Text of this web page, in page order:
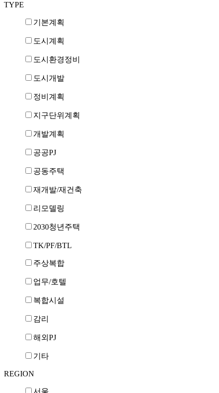
TYPE
기본계획
도시계획
도시환경정비
도시개발
정비계획
지구단위계획
개발계획
공공PJ
공동주택
재개발/재건축
리모델링
2030청년주택
TK/PF/BTL
주상복합
업무/호텔
복합시설
감리
해외PJ
기타
REGION